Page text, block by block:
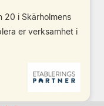
20 i Skärholmens
er verksamhet i